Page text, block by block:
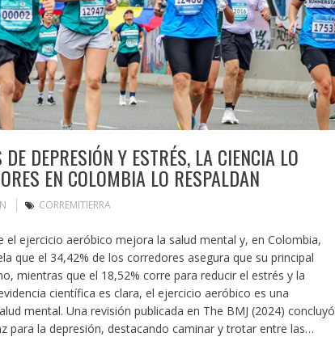
DEPRESIÓN Y ESTRÉS, LA CIENCIA LO
EN COLOMBIA LO RESPALDAN
CORREMITIERRA
el ejercicio aeróbico mejora la salud mental y, en Colombia,
que el 34,42% de los corredores asegura que su principal
mientras que el 18,52% corre para reducir el estrés y la
científica es clara, el ejercicio aeróbico es una
mental. Una revisión publicada en The BMJ (2024) concluyó
para la depresión, destacando caminar y trotar entre las…